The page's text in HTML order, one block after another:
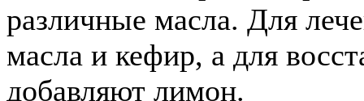
различные масла. Для
масла и кефир, а для
добавляют лимон.